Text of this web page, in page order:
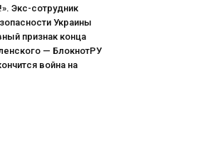
Экс-сотрудник
Украины
признак конца
— БлокнотРУ
война на